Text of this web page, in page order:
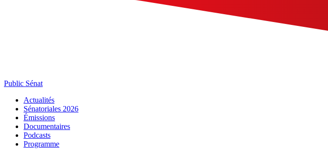
Public Sénat
Actualités
Sénatoriales 2026
Émissions
Documentaires
Podcasts
Programme